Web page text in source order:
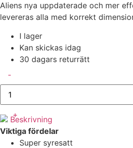
Aliens nya uppdaterade och mer
levereras alla med korrekt
I lager
Kan skickas idag
30 dagars returrätt
RDWC
Kruka
36L
mängd
-
+
Beskrivning
Viktiga fördelar
Super syresatt